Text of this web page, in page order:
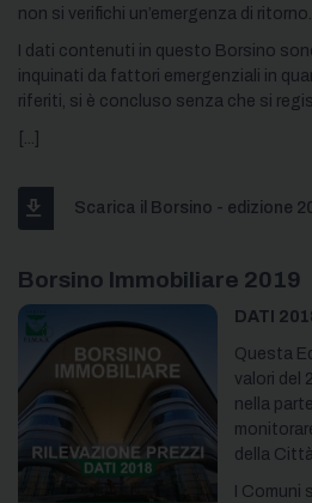
non si verifichi un’emergenza di ritorno.
I dati contenuti in questo Borsino
inquinati da fattori emergenziali in
riferiti, si è concluso senza che si
[...]
Scarica il Borsino - edizione
Borsino Immobiliare 2019
DATI
Questa
valori del
nella
della
I